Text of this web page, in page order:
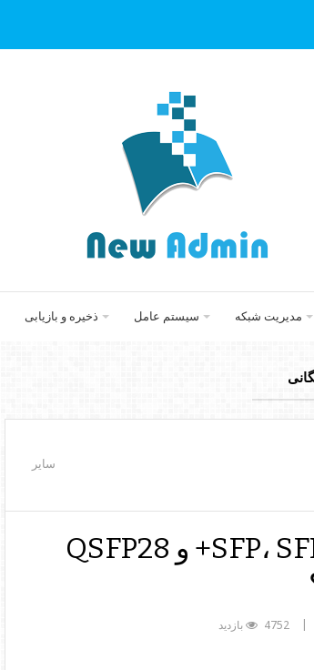
مدیریت شبکه سیستم عامل ذخیره و بازیابی
سایر
تفاوت بین SFP، SFP+، SFP28، QSFP+ و QSFP28
4752 بازدید